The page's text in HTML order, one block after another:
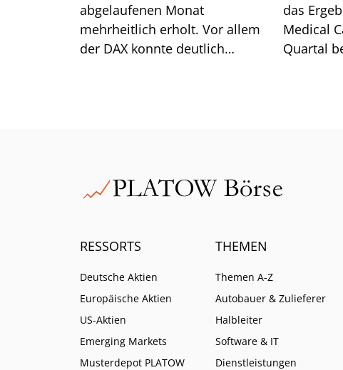
abgelaufenen Monat
mehrheitlich erholt. Vor allem
der DAX konnte deutlich
das
Medical
Quartal
RESSORTS
Deutsche Aktien
Europäische Aktien
US-Aktien
Emerging Markets
Musterdepot PLATOW
THEMEN
Themen A-Z
Autobauer & Zulieferer
Halbleiter
Software & IT
Dienstleistungen